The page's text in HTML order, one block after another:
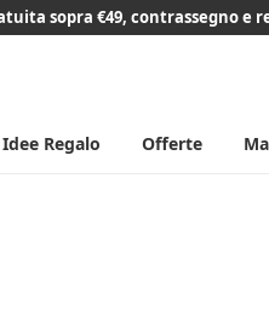
sopra €49, contrassegno e
Idee Regalo Offerte